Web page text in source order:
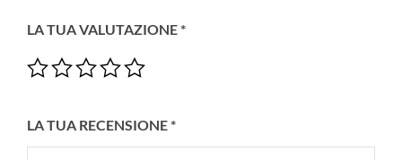
LA TUA VALUTAZIONE*
LA TUA RECENSIONE*